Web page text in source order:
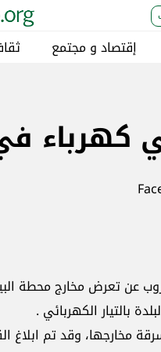
إقتصاد و مجتمع
عن تعرض مخارج محطة
بالتيار الكهربائي .
مخارجها، وقد تم ابلاغ